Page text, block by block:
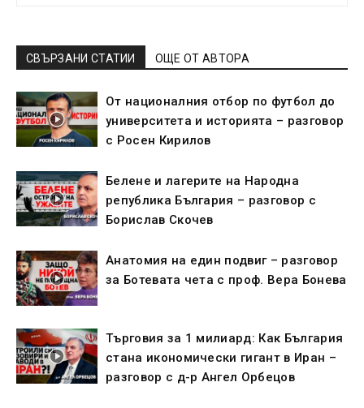
СВЪРЗАНИ СТАТИИ ОЩЕ ОТ АВТОРА
От националния отбор по футбол до
университета и историята – разговор
с Росен Кирилов
Белене и лагерите на Народна
република България – разговор с
Борислав Скочев
Анатомия на един подвиг – разговор
за Ботевата чета с проф. Вера Бонева
Търговия за 1 милиард: Как България
стана икономически гигант в Иран –
разговор с д-р Ангел Орбецов